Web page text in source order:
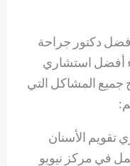
دكتور جراحة
أفضل استشاري
المشاكل التي
تقويم الأسنان
في مركز نيويو